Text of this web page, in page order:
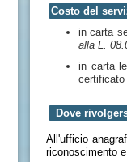
Costo del
in carta
alla L.
in carta
Dove
All'ufficio
riconoscimento